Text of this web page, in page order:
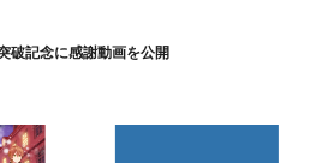
破記念に感謝動画を公開